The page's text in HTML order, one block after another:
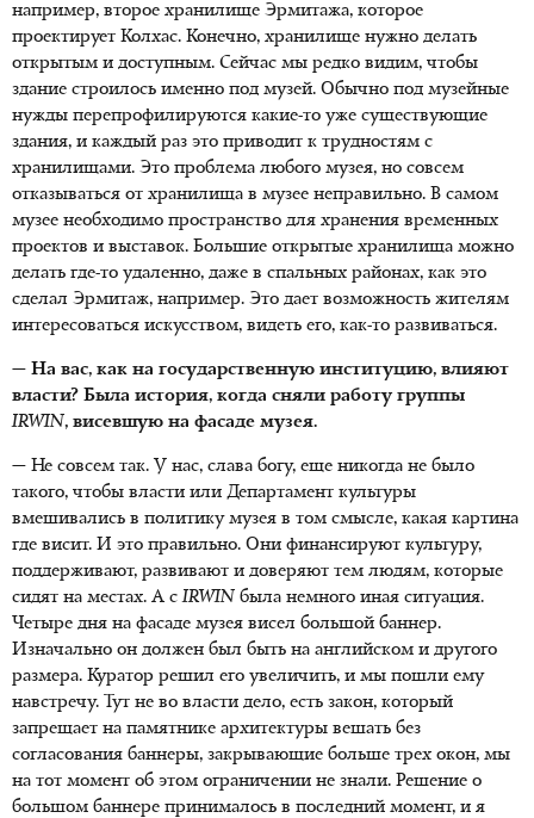
например, второе хранилище Эрмитажа, которое
проектирует Колхас. Конечно, хранилище нужно делать
открытым и доступным. Сейчас мы редко видим, чтобы
здание строилось именно под музей. Обычно под музейные
нужды перепрофилируются какие-то уже существующие
здания, и каждый раз это приводит к трудностям с
хранилищами. Это проблема любого музея, но совсем
отказываться от хранилища в музее неправильно. В самом
музее необходимо пространство для хранения временных
проектов и выставок. Большие открытые хранилища можно
делать где-то удаленно, даже в спальных районах, как это
сделал Эрмитаж, например. Это дает возможность жителям
интересоваться искусством, видеть его, как-то развиваться.
— На вас, как на государственную институцию, влияют
власти? Была история, когда сняли работу группы
IRWIN, висевшую на фасаде музея.
— Не совсем так. У нас, слава богу, еще никогда не было
такого, чтобы власти или Департамент культуры
вмешивались в политику музея в том смысле, какая картина
где висит. И это правильно. Они финансируют культуру,
поддерживают, развивают и доверяют тем людям, которые
сидят на местах. А сIRWIN была немного иная ситуация.
Четыре дня на фасаде музея висел большой баннер.
Изначально он должен был быть на английском и другого
размера. Куратор решил его увеличить, и мы пошли ему
навстречу. Тут не во власти дело, есть закон, который
запрещает на памятнике архитектуры вешать без
согласования баннеры, закрывающие больше трех окон, мы
на тот момент об этом ограничении не знали. Решение о
большом баннере принималось в последний момент, и я